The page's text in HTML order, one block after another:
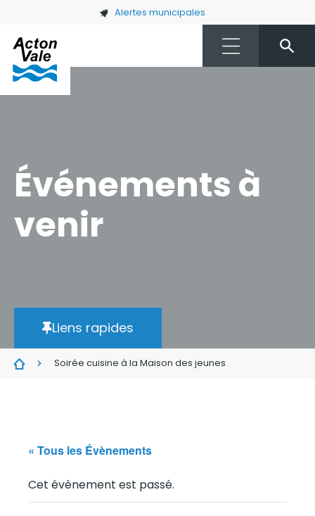
Skip to main content Alertes municipales
Événements à
venir
Liens rapides
Soirée cuisine à la Maison des jeunes
« Tous les Évènements
Cet évènement est passé.